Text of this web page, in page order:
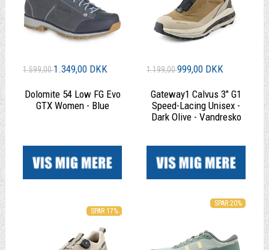
1.599,001.349,00 DKK
Dolomite 54 Low FG Evo
GTX Women - Blue
1.199,00999,00 DKK
Gateway1 Calvus 3" G1
Speed-Lacing Unisex -
Dark Olive - Vandresko
SPAR 17%
SPAR 20%